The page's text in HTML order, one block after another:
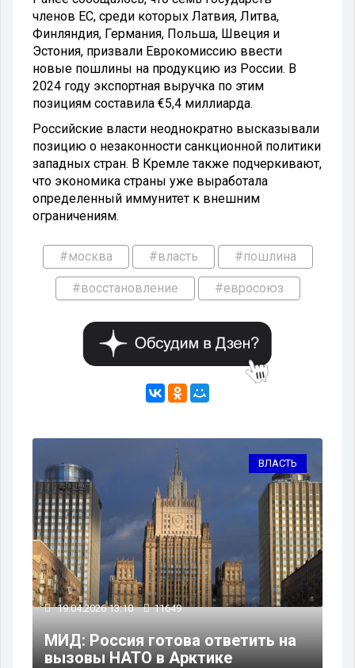
членов ЕС, среди которых Латвия, Литва,
Финляндия, Германия, Польша, Швеция и
Эстония, призвали Еврокомиссию ввести
новые пошлины на продукцию из России. В
2024 году экспортная выручка по этим
позициям составила €5,4 миллиарда.
Российские власти неоднократно высказывали
позицию о незаконности санкционной политики
западных стран. В Кремле также подчеркивают,
что экономика страны уже выработала
определенный иммунитет к внешним
ограничениям.
#москва #власть #пошлина
#восстановление #евросоюз
ВЛАСТЬ
19.04.2026 13:10 11649
МИД: Россия готова ответить на
вызовы НАТО в Арктике